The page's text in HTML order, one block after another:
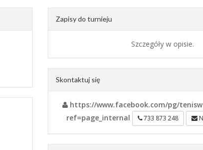
Zapisy do turnieju
Szczegóły w opisie.
Skontaktuj się
https://www.facebook.com/pg/
ref=page_internal
733 873 248